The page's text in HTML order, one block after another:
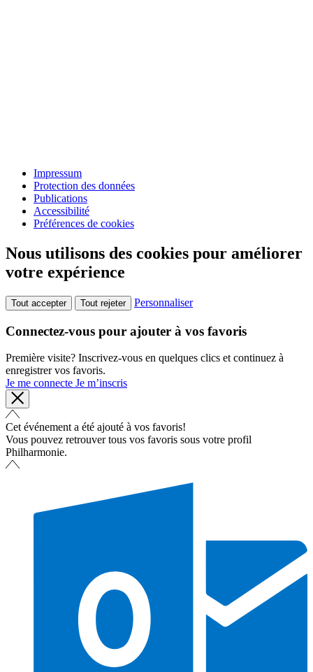
Impressum
Protection des données
Publications
Accessibilité
Préférences de cookies
Nous utilisons des cookies pour améliorer
votre expérience
Tout accepter Tout rejeter Personnaliser
Connectez-vous pour ajouter à vos favoris
Première visite? Inscrivez-vous en quelques clics et continuez à
enregistrer vos favoris.
Je me connecte Je m’inscris
Cet événement a été ajouté à vos favoris!
Vous pouvez retrouver tous vos favoris sous votre profil
Philharmonie.